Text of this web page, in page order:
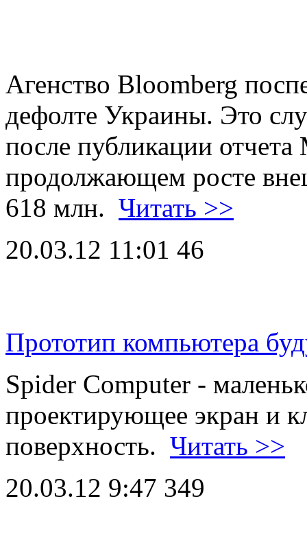
Агенство Bloomberg
дефолте Украины. Это
после публикации
продолжающем росте
618 млн. Читать >>
20.03.12 11:01 46
Прототип компьютера
Spider Computer -
проектирующее экран и
поверхность. Читать >>
20.03.12 9:47 349